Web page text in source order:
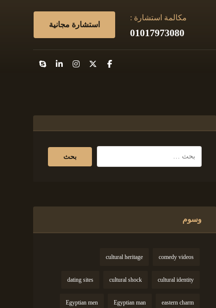
استشارة مجانية
مكالمة استشارة :
01017973080
وسوم
comedy videos
cultural heritage
cultural identity
cultural shock
dating sites
eastern charm
Egyptian man
Egyptian men